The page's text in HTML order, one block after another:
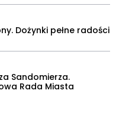
Dożynki pełne radości
Sandomierza.
Rada Miasta